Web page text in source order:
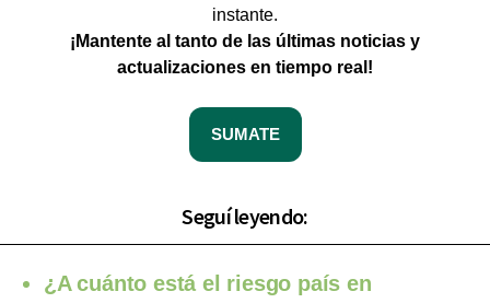
instante.
¡Mantente al tanto de las últimas noticias y
actualizaciones en tiempo real!
SUMATE
Seguí leyendo:
¿A cuánto está el riesgo país en